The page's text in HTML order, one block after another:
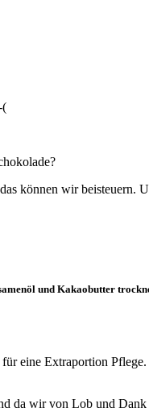
(
können wir beisteuern.
und Kakaobutter
eine Extraportion
da wir von Lob und